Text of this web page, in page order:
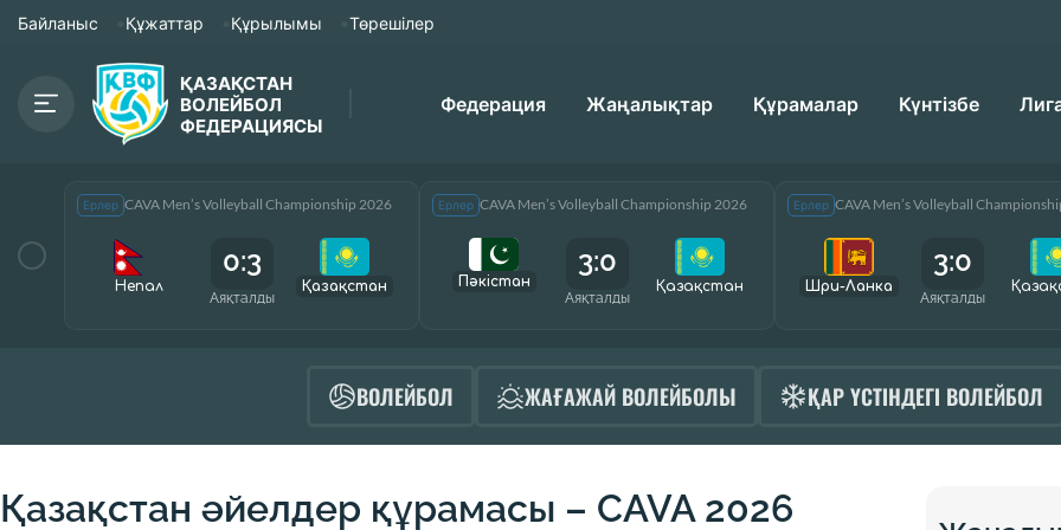
Байланыс Құжаттар Құрылымы Төрешілер
ҚАЗАҚСТАН
ВОЛЕЙБОЛ
ФЕДЕРАЦИЯСЫ
Федерация Жаңалықтар Құрамалар Күнтізбе
Ерлер CAVA Men’s Volleyball Championship 2026
Непал
0:3
Аяқталды
Қазақcтан
Ерлер CAVA Men’s Volleyball Championship 2026
Пәкістан
3:0
Аяқталды
Қазақcтан
Ерлер CAVA Men’s Volleyball
Шри-Ланка
3:0
Аяқталды
ВОЛЕЙБОЛ ЖАҒАЖАЙ ВОЛЕЙБОЛЫ ҚАР ҮСТІНДЕГІ ВОЛЕЙБОЛ
Қазақстан әйелдер құрамасы – CAVA 2026